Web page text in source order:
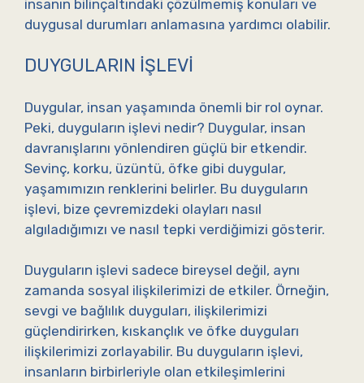
insanın bilinçaltındaki çözülmemiş konuları ve
duygusal durumları anlamasına yardımcı olabilir.
DUYGULARIN İŞLEVI
Duygular, insan yaşamında önemli bir rol oynar.
Peki, duyguların işlevi nedir? Duygular, insan
davranışlarını yönlendiren güçlü bir etkendir.
Sevinç, korku, üzüntü, öfke gibi duygular,
yaşamımızın renklerini belirler. Bu duyguların
işlevi, bize çevremizdeki olayları nasıl
algıladığımızı ve nasıl tepki verdiğimizi gösterir.
Duyguların işlevi sadece bireysel değil, aynı
zamanda sosyal ilişkilerimizi de etkiler. Örneğin,
sevgi ve bağlılık duyguları, ilişkilerimizi
güçlendirirken, kıskançlık ve öfke duyguları
ilişkilerimizi zorlayabilir. Bu duyguların işlevi,
insanların birbirleriyle olan etkileşimlerini